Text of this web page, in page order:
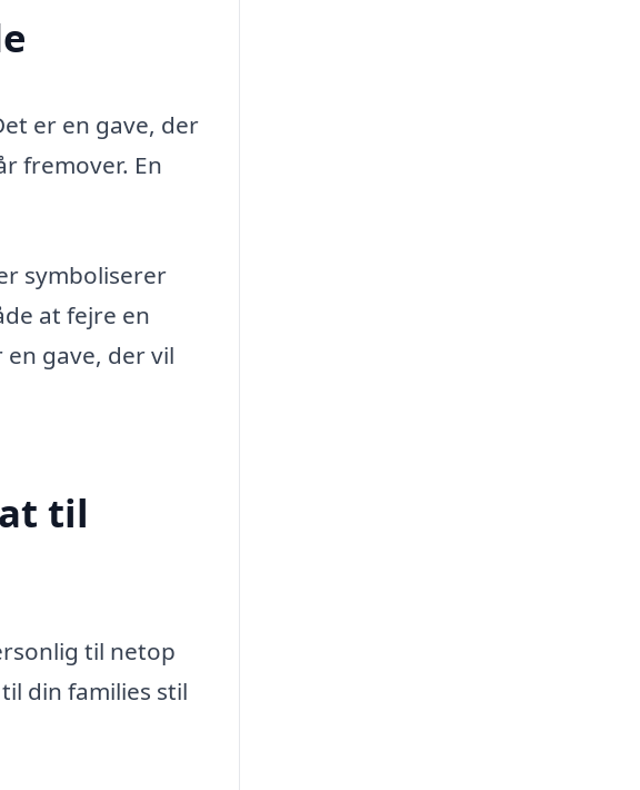
er en gave, der
fremover. En
symboliserer
at fejre en
gave, der vil
til
til netop
din families stil